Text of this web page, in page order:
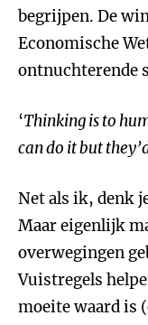
begrijpen. De
Economische
ontnuchterende
‘Thinking is to
can do it but they’
Net als ik, denk
Maar eigenlijk
overwegingen
Vuistregels
moeite waard is